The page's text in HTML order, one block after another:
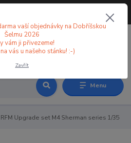
Menu
RFM Upgrade set M4 Sherman series 1/35
vaší objednávky na Dobříšskou
Šelmu 2026
vám ji přivezeme!
vás u našeho stánku! :-)
Zavřít